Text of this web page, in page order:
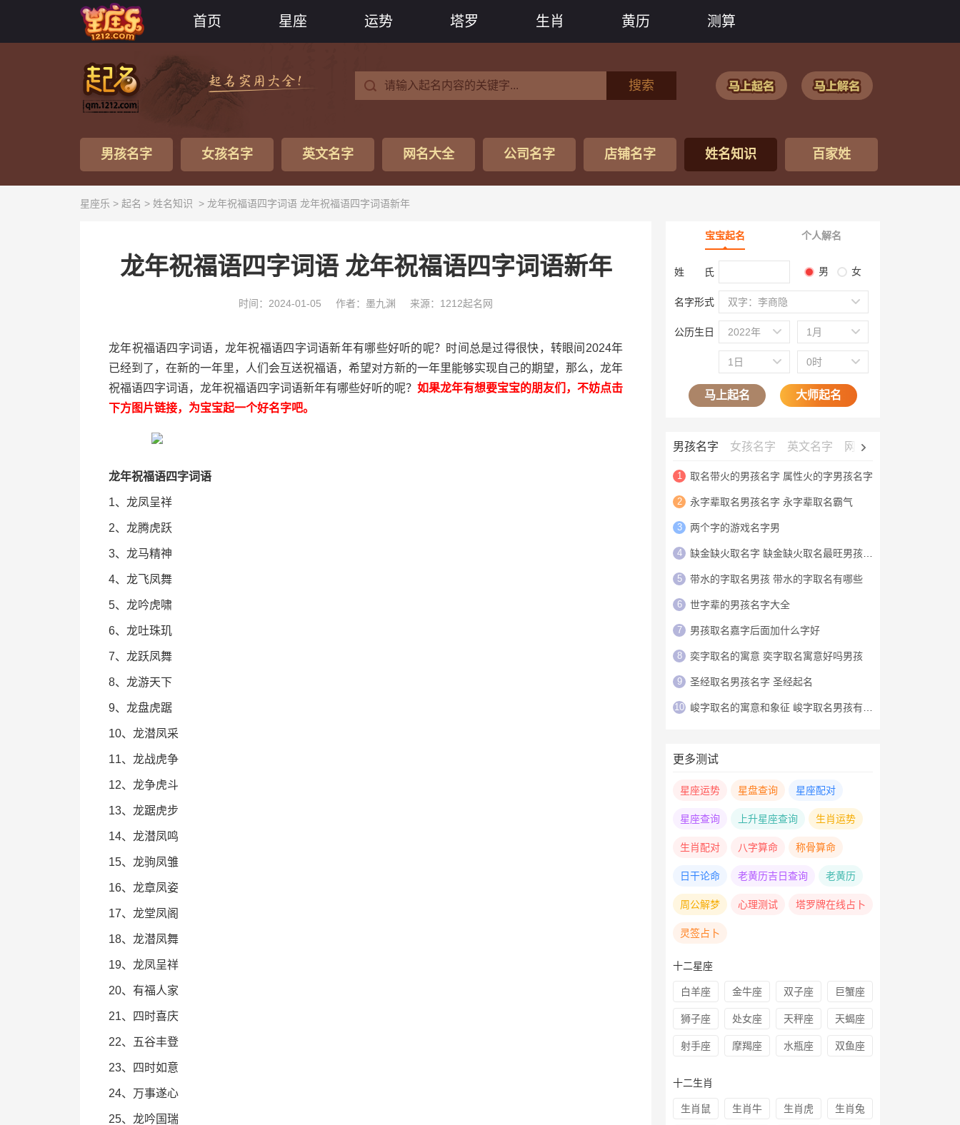
首页 星座 运势 塔罗 生肖 黄历 测算
搜索
男孩名字 女孩名字 英文名字 网名大全 公司名字 店铺名字 姓名知识 百家姓
星座乐 > 起名 > 姓名知识 > 龙年祝福语四字词语 龙年祝福语四字词语新年
龙年祝福语四字词语 龙年祝福语四字词语新年
时间：2024-01-05 作者：墨九渊 来源：1212起名网
龙年祝福语四字词语，龙年祝福语四字词语新年有哪些好听的呢？时间总是过得很快，转眼间2024年
已经到了，在新的一年里，人们会互送祝福语，希望对方新的一年里能够实现自己的期望，那么，龙年
祝福语四字词语，龙年祝福语四字词语新年有哪些好听的呢？ 如果龙年有想要宝宝的朋友们，不妨点击
下方图片链接，为宝宝起一个好名字吧。
龙年祝福语四字词语
1、龙凤呈祥
2、龙腾虎跃
3、龙马精神
4、龙飞凤舞
5、龙吟虎啸
6、龙吐珠玑
7、龙跃凤舞
8、龙游天下
9、龙盘虎踞
10、龙潜凤采
11、龙战虎争
12、龙争虎斗
13、龙踞虎步
14、龙潜凤鸣
15、龙驹凤雏
16、龙章凤姿
17、龙堂凤阁
18、龙潜凤舞
19、龙凤呈祥
20、有福人家
21、四时喜庆
22、五谷丰登
23、四时如意
24、万事遂心
25、龙吟国瑞
宝宝起名 个人解名
姓 氏 男 女
名字形式 双字：李商隐
公历生日 2022年 1月
1日 0时
马上起名 大师起名
男孩名字 女孩名字 英文名字 网名大全
1 取名带火的男孩名字 属性火的字男孩名字
2 永字辈取名男孩名字 永字辈取名霸气
3 两个字的游戏名字男
4 缺金缺火取名字 缺金缺火取名最旺男孩名字
5 带水的字取名男孩 带水的字取名有哪些
6 世字辈的男孩名字大全
7 男孩取名嘉字后面加什么字好
8 奕字取名的寓意 奕字取名寓意好吗男孩
9 圣经取名男孩名字 圣经起名
10 峻字取名的寓意和象征 峻字取名男孩有寓意
更多测试
星座运势 星盘查询 星座配对
星座查询 上升星座查询 生肖运势
生肖配对 八字算命 称骨算命
日干论命 老黄历吉日查询 老黄历
周公解梦 心理测试 塔罗牌在线占卜
灵签占卜
十二星座
白羊座 金牛座 双子座 巨蟹座
狮子座 处女座 天秤座 天蝎座
射手座 摩羯座 水瓶座 双鱼座
十二生肖
生肖鼠 生肖牛 生肖虎 生肖兔